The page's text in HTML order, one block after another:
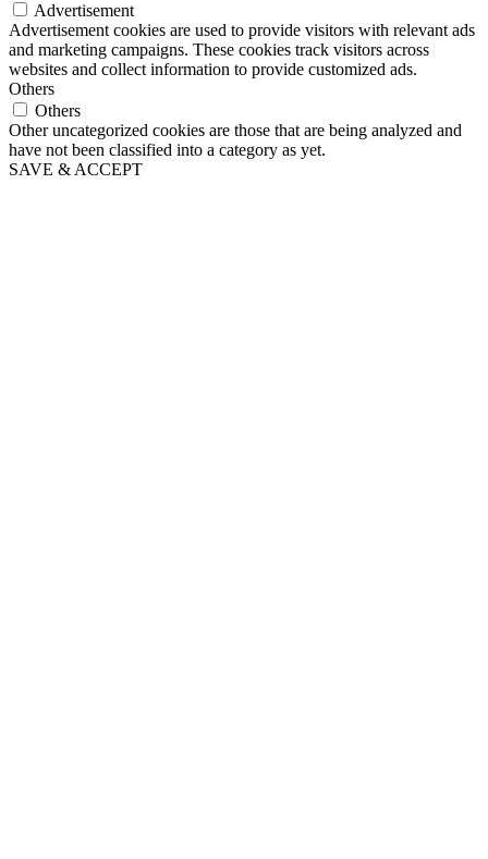
Advertisement
Advertisement cookies are used to provide visitors with relevant ads
and marketing campaigns. These cookies track visitors across
websites and collect information to provide customized ads.
Others
Others
Other uncategorized cookies are those that are being analyzed and
have not been classified into a category as yet.
SAVE & ACCEPT